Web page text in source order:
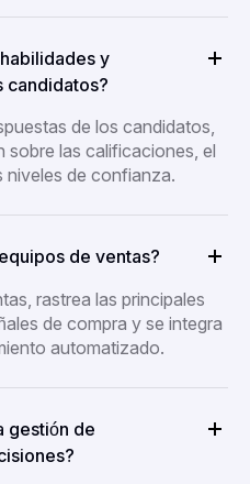
y
candidatos?
de los candidatos,
las calificaciones, el
niveles de confianza.
de ventas?
rastrea las principales
de compra y se integra
automatizado.
gestión de